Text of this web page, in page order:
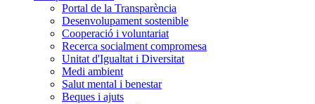
Portal de la Transparència
Desenvolupament sostenible
Cooperació i voluntariat
Recerca socialment compromesa
Unitat d'Igualtat i Diversitat
Medi ambient
Salut mental i benestar
Beques i ajuts